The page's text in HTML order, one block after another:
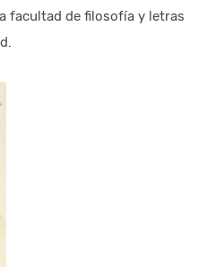
facultad de filosofía y letras